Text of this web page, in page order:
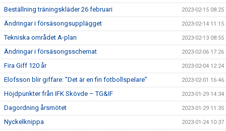
Beställning träningskläder 26 februari 2023-02-15 08:25
Ändringar i försäsongsupplägget 2023-02-14 11:15
Tekniska området A-plan 2023-02-13 08:55
Ändringar i försäsongsschemat 2023-02-06 17:26
Fira Giff 120 år 2023-02-04 12:24
Elofsson blir giffare: ”Det är en fin fotbollspelare” 2023-02-01 16:46
Höjdpunkter från IFK Skövde – TG&IF 2023-01-29 14:34
Dagordning årsmötet 2023-01-29 11:35
Nyckelknippa 2023-01-24 10:37